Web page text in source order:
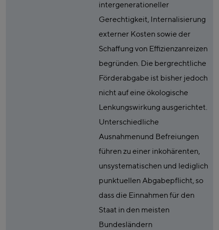
intergenerationeller
Gerechtigkeit, Internalisierung
externer Kosten sowie der
Schaffung von Effizienzanreizen
begründen. Die bergrechtliche
Förderabgabe ist bisher jedoch
nicht auf eine ökologische
Lenkungswirkung ausgerichtet.
Unterschiedliche
Ausnahmenund Befreiungen
führen zu einer inkohärenten,
unsystematischen und lediglich
punktuellen Abgabepflicht, so
dass die Einnahmen für den
Staat in den meisten
Bundesländern